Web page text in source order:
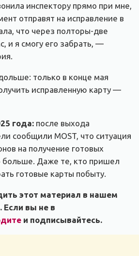
инспектору прямо при мне,
отправят на исправление в
что через полторы-две
и я смогу его забрать, —
только в конце мая
исправленную карту —
года: после выхода
сообщили MOST, что ситуация
на получение готовых
больше. Даже те, кто пришел
готовые карты побыту.
этот материал в нашем
Если вы не в
и подписывайтесь.